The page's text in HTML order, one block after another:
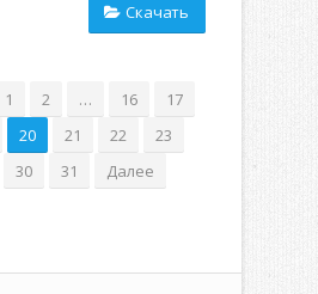
Скачать
1 2 … 16
17
20 21 22
23
30 31 Далее